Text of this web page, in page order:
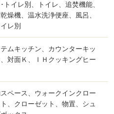
トイレ別、トイレ、追焚機能、
燥機、温水洗浄便座、風呂、
レ別
ムキッチン、カウンターキッ
対面Ｋ、ＩＨクッキングヒー
ペース、ウォークインクロー
、クローゼット、物置、シュ